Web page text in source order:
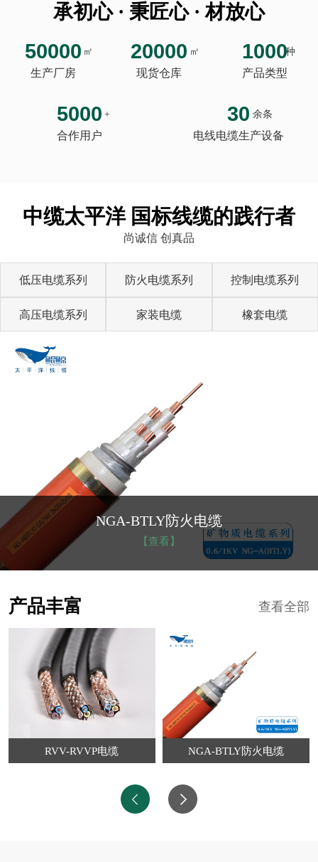
承初心 · 秉匠心 · 材放心
50000 ㎡
生产厂房
20000 ㎡
现货仓库
1000种
产品类型
5000 +
合作用户
30 余条
电线电缆生产设备
中缆太平洋 国标线缆的践行者
尚诚信 创真品
低压电缆系列 防火电缆系列 控制电缆系列
高压电缆系列 家装电缆 橡套电缆
NGA-BTLY防火电缆
【查看】
查看全部
产品丰富
RVV-RVVP电缆 NGA-BTLY防火电缆